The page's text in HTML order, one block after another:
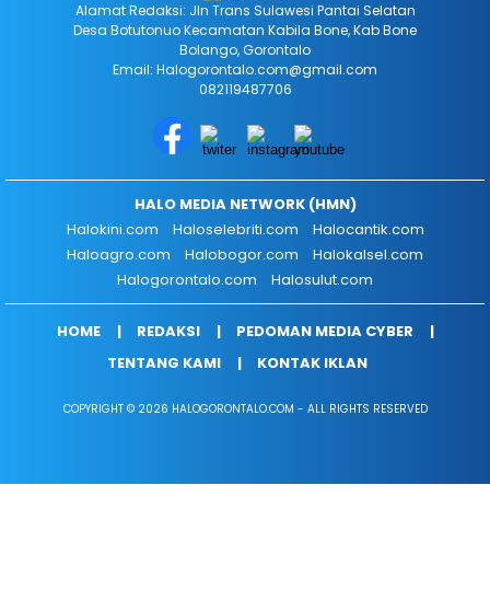
Alamat Redaksi: Jln Trans Sulawesi Pantai Selatan
Desa Botutonuo Kecamatan Kabila Bone, Kab Bone
Bolango, Gorontalo
Email: Halogorontalo.com@gmail.com
082119487706
HALO MEDIA NETWORK (HMN)
Halokini.com
Haloselebriti.com
Halocantik.com
Haloagro.com
Halobogor.com
Halokalsel.com
Halogorontalo.com
Halosulut.com
HOME REDAKSI
PEDOMAN MEDIA CYBER
TENTANG KAMI
KONTAK IKLAN
COPYRIGHT © 2026 HALOGORONTALO.COM - ALL RIGHTS RESERVED